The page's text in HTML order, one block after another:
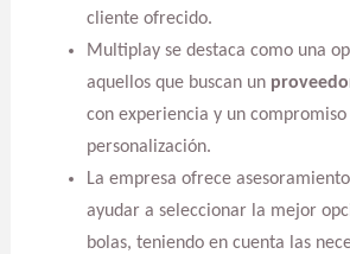
cliente ofrecido.
Multiplay se destaca como una
aquellos que buscan un
con experiencia y un
personalización.
La empresa ofrece
ayudar a seleccionar la mejor
bolas, teniendo en cuenta las